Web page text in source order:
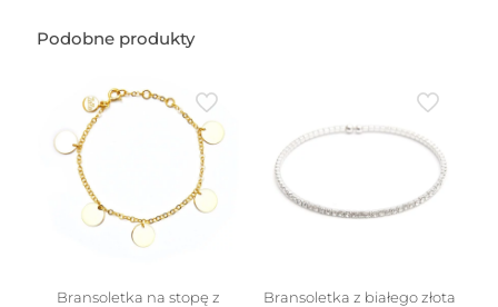
Podobne produkty
Bransoletka na stopę z
Bransoletka z białego złota